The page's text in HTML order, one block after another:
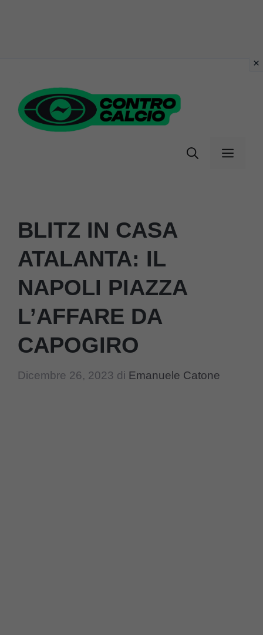
contenuto
Menu
BLITZ IN CASA
ATALANTA: IL
NAPOLI PIAZZA
L’AFFARE DA
CAPOGIRO
Dicembre 26, 2023 di Emanuele Catone